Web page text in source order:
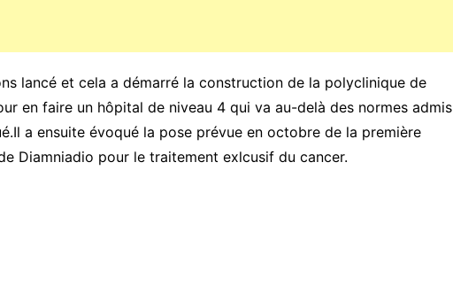
lancé et cela a démarré la construction de la polyclinique de
en faire un hôpital de niveau 4 qui va au-delà des normes admis
a ensuite évoqué la pose prévue en octobre de la première
Diamniadio pour le traitement exlcusif du cancer.